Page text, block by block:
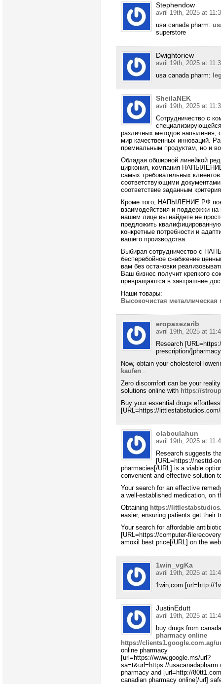
Stephendow
avril 19th, 2025 at
usa canada pharm:
superstore
Dwightoriew
avril 19th, 2025 at
usa canada pharm:
SheilaNEK
avril 19th, 2025 at
Сотрудничество с
различных методов напыления,
мир качественных инноваций.
премиальным продуктам, но и
Обладая обширной линейкой
циркония, компания
самых требовательных
соответствующими
соответствие заданным
Кроме того, НАПЫЛЕНИЕ РФ
взаимодействия и поддержки
нашем лице вы найдете не
предложить
конкретные потребности и
вашего производства.
Выбирая сотрудничество с
бесперебойное снабжение
вам без остановки
Ваш бизнес получит крепкого
превращаются в завтрашние
Наши товары:
Высокочистая
eropaxezarib
avril 19th, 2025 at
Research
prescription/
Now, obtain your cholesterol-
kaufen
Zero discomfort can be your
solutions online with https://
Buy your essential drugs
[URL=https://
olabculahun
avril 19th, 2025 at
Research suggests
[URL=https://nesttd-
pharmacies[/URL] is a viable
convenient and effective solution
Your search for an effective
a well-established medication, on
Obtaining https://
easier, ensuring patients get their
Your search for affordable
[URL=https://computer-
amoxil best price[/URL] on the
1win_vgKa
avril 19th, 2025 at
1win,com [url=http://
JustinEdutt
avril 19th, 2025 at
buy drugs from
pharmacy online
https://clients1.google.com.ag/
online pharmacy
[url=https://www.google.ms/url?
sa=t&url=https://
pharmacy and [url=http://
canadian pharmacy online[/url]